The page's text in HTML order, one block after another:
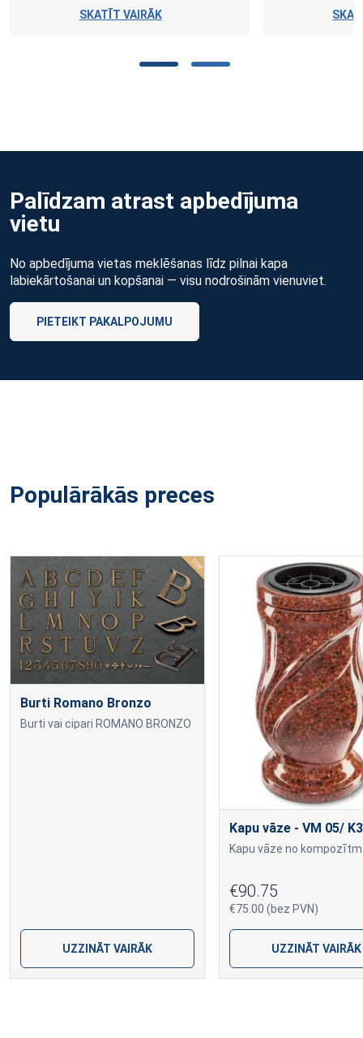
SKATĪT VAIRĀK
Palīdzam atrast apbedījuma
vietu
No apbedījuma vietas meklēšanas līdz pilnai kapa
labiekārtošanai un kopšanai — visu nodrošinām vienuviet.
PIETEIKT PAKALPOJUMU
Populārākās preces
Burti Romano Bronzo
Burti vai cipari ROMANO BRONZO
UZZINĀT VAIRĀK
Kapu vāze - VM 05/ K3
€90.75
€75.00 (bez PVN)
UZZINĀT VAIRĀK